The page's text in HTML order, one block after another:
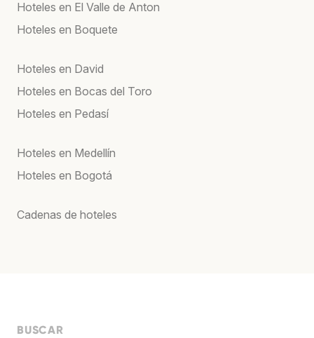
Hoteles en El Valle de Anton
Hoteles en Boquete
Hoteles en David
Hoteles en Bocas del Toro
Hoteles en Pedasí
Hoteles en Medellín
Hoteles en Bogotá
Cadenas de hoteles
BUSCAR